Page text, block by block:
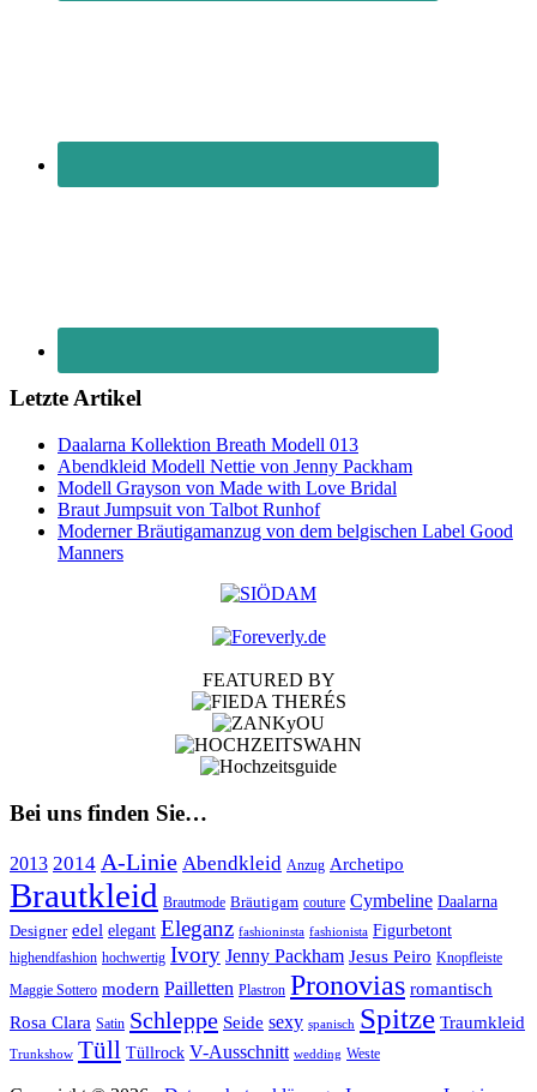
Letzte Artikel
Daalarna Kollektion Breath Modell 013
Abendkleid Modell Nettie von Jenny Packham
Modell Grayson von Made with Love Bridal
Braut Jumpsuit von Talbot Runhof
Moderner Bräutigamanzug von dem belgischen Label Good
Manners
FEATURED BY
Bei uns finden Sie…
2013 2014 A-Linie Abendkleid Anzug Archetipo
Brautkleid Brautmode Bräutigam couture Cymbeline Daalarna
Designer edel elegant Eleganz fashioninsta fashionista Figurbetont
highendfashion hochwertig Ivory Jenny Packham Jesus Peiro Knopfleiste
Maggie Sottero modern Pailletten Plastron Pronovias romantisch
Rosa Clara Satin Schleppe Seide sexy spanisch Spitze Traumkleid
Trunkshow Tüll Tüllrock V-Ausschnitt wedding Weste